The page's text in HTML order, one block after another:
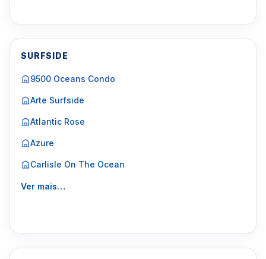
SURFSIDE
9500 Oceans Condo
Arte Surfside
Atlantic Rose
Azure
Carlisle On The Ocean
Ver mais…